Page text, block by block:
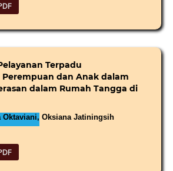
Terpadu
dan Anak dalam
dalam Rumah Tangga di
Oktaviani, Oksiana Jatiningsih